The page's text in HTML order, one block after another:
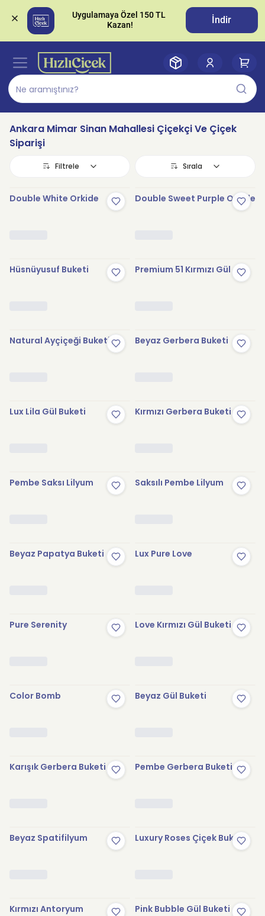
Uygulamaya Özel 150 TL
İndir
Ankara Mimar Sinan Mahallesi Çiçekçi Ve Çiçek
Siparişi
Filtrele Sırala
Double White Orkide Double Sweet Purple Orkide
Hüsnüyusuf Buketi Premium 51 Kırmızı Gül
Natural Ayçiçeği Buketi Beyaz Gerbera Buketi
Lux Lila Gül Buketi Kırmızı Gerbera Buketi
Pembe Saksı Lilyum Saksılı Pembe Lilyum
Beyaz Papatya Buketi Lux Pure Love
Pure Serenity Love Kırmızı Gül Buketi
Color Bomb Beyaz Gül Buketi
Karışık Gerbera Buketi Pembe Gerbera Buketi
Beyaz Spatifilyum Luxury Roses Çiçek Buketi
Kırmızı Antoryum Pink Bubble Gül Buketi